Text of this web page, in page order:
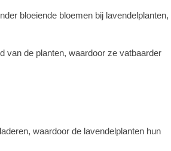
bloeiende bloemen bij lavendelplanten,
van de planten, waardoor ze vatbaarder
waardoor de lavendelplanten hun